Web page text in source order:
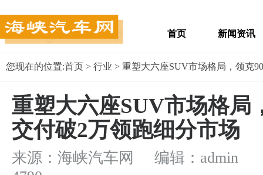
首页 新闻资讯
您现在的位置:首页 > 行业 > 重塑大六座SUV市场格局，领克
重塑大六座SUV市场格局
交付破2万领跑细分市场
来源：海峡汽车网 编辑：admin